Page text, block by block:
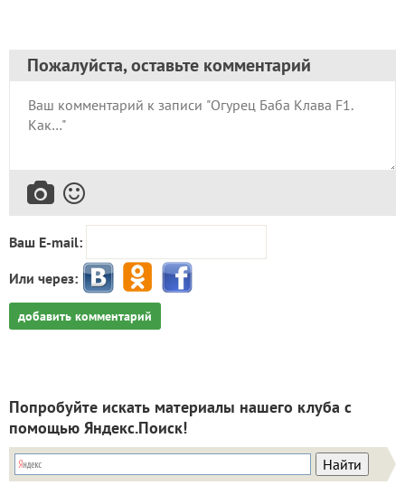
Пожалуйста, оставьте комментарий
Ваш E-mail:
Или через:
добавить комментарий
Попробуйте искать материалы нашего клуба с
помощью Яндекс.Поиск!